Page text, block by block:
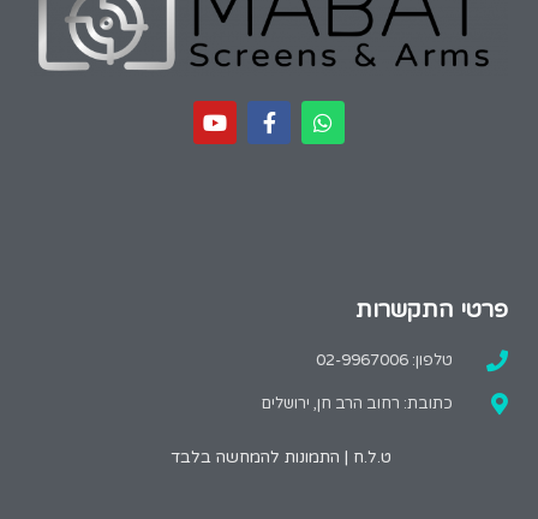
פרטי התקשרות
טלפון: 02-9967006
כתובת: רחוב הרב חן, ירושלים
ט.ל.ח | התמונות להמחשה בלבד